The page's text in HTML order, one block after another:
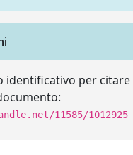
identificativo per citare
11585/1012925